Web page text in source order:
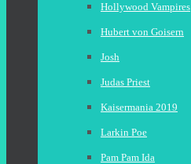
Hollywood Vampires
Hubert von Goisern
Josh
Judas Priest
Kaisermania 2019
Larkin Poe
Pam Pam Ida